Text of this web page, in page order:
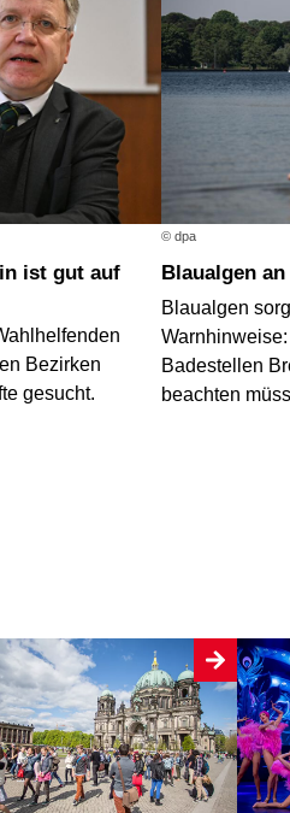
Bezirken
gesucht.
© dpa
Blaualgen
Blaualgen
Badestellen
beachten